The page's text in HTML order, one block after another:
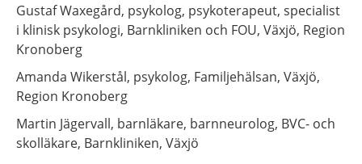
GustafWaxegård, psykolog, psykoterapeut, specialist
i klinisk psykologi, Barnkliniken och FOU, Växjö, Region
Kronoberg
Amanda Wikerstål, psykolog, Familjehälsan, Växjö,
Region Kronoberg
Martin Jägervall, barnläkare, barnneurolog, BVC- och
skolläkare, Barnkliniken, Växjö